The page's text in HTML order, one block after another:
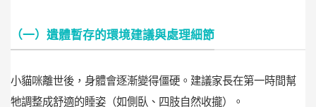
（一）遺體暫存的環境建議與處理細節
小貓咪離世後，身體會逐漸變得僵硬。建議家長在第一時間幫
牠調整成舒適的睡姿（如側臥、四肢自然收攏）。